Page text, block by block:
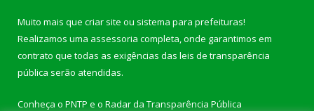
Muito mais que criar site ou sistema para prefeituras!
Realizamos uma assessoria completa, onde garantimos em
contrato que todas as exigências das leis de transparência
pública serão atendidas.
Conheça o PNTP e o Radar da Transparência Pública